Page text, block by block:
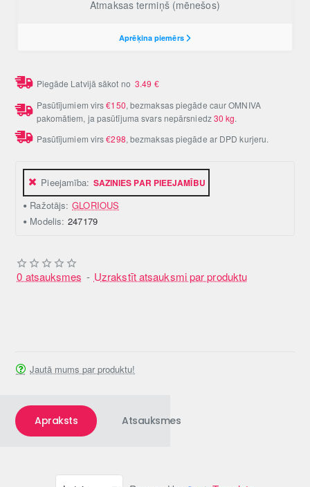
Pieejamība: SAZINIES PAR PIEEJAMĪBU
Ražotājs: GLORIOUS
Modelis: 247179
0 atsauksmes - Uzrakstīt atsauksmi par produktu
Piegāde Latvijā sākot no3.49 €
Pasūtījumiem virs€150, bezmaksas piegāde caur OMNIVA
pakomātiem, ja pasūtījuma svars nepārsniedz30 kg.
Pasūtījumiem virs€298, bezmaksas piegāde ar DPD kurjeru.
Jautā mums par produktu!
Apraksts Atsauksmes